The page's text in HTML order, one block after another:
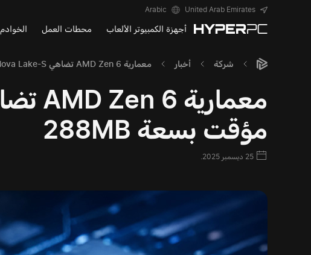
United Arab Emirates
Arabic
أجهزة الكمبيوتر الألعاب محطات العمل الخوادم
شركة أخبار معمارية AMD Zen 6 تضاهي Intel Nova Lake-S بذاكرة تخزين مؤقت بسعة 288MB
مؤقت بسعة 288MB